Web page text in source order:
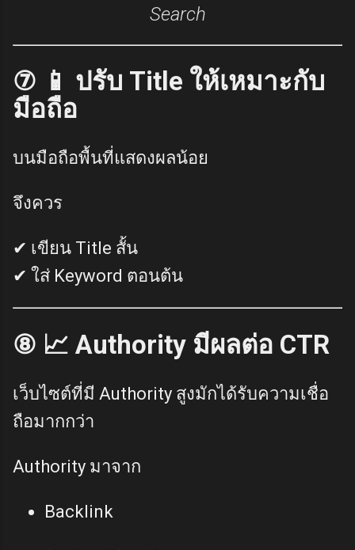
Search
⑦ 📱 ปรับ Title ให้เหมาะกับ
มือถือ
บนมือถือพื้นที่แสดงผลน้อย
จึงควร
✔ เขียน Title สั้น
✔ ใส่ Keyword ตอนต้น
⑧ 📈 Authority มีผลต่อ CTR
เว็บไซต์ที่มี Authority สูงมักได้รับความเชื่อ
ถือมากกว่า
Authority มาจาก
Backlink